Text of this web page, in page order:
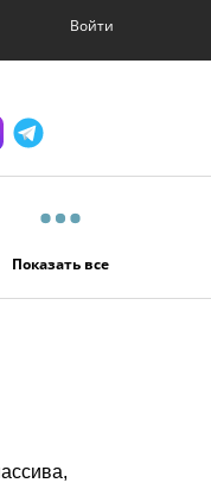
Войти
Показать все